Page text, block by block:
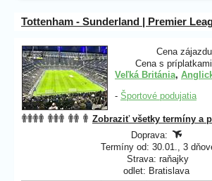
Tottenham - Sunderland | Premier
Cena
Cena s
Veľká Británia,
- Športové podujatia
Zobraziť všetky termíny a
Doprava:
Termíny od: 30.01., 3
Strava: raňajky
odlet: Bratislava